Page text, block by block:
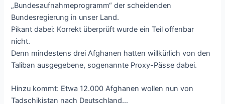
„Bundesaufnahmeprogramm“ der scheidenden
Bundesregierung in unser Land.
Pikant dabei: Korrekt überprüft wurde ein Teil offenbar
nicht.
Denn mindestens drei Afghanen hatten willkürlich von den
Taliban ausgegebene, sogenannte Proxy-Pässe dabei.
Hinzu kommt: Etwa 12.000 Afghanen wollen nun von
Tadschikistan nach Deutschland…